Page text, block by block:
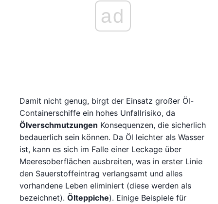
ad
Damit nicht genug, birgt der Einsatz großer Öl-
Containerschiffe ein hohes Unfallrisiko, da
Ölverschmutzungen Konsequenzen, die sicherlich
bedauerlich sein können. Da Öl leichter als Wasser
ist, kann es sich im Falle einer Leckage über
Meeresoberflächen ausbreiten, was in erster Linie
den Sauerstoffeintrag verlangsamt und alles
vorhandene Leben eliminiert (diese werden als
bezeichnet). Ölteppiche). Einige Beispiele für